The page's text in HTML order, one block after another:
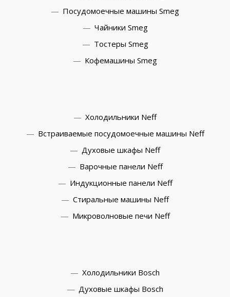
Посудомоечные машины Smeg
Чайники Smeg
Тостеры Smeg
Кофемашины Smeg
Холодильники Neff
Встраиваемые посудомоечные машины Neff
Духовые шкафы Neff
Варочные панели Neff
Индукционные панели Neff
Стиральные машины Neff
Микроволновые печи Neff
Холодильники Bosch
Духовые шкафы Bosch